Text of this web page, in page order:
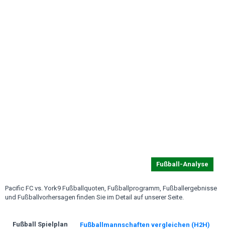
Fußball-Analyse
Pacific FC vs. York9 Fußballquoten, Fußballprogramm, Fußballergebnisse
und Fußballvorhersagen finden Sie im Detail auf unserer Seite.
Fußball Spielplan Fußballmannschaften vergleichen (H2H)